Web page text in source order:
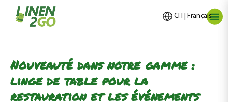
CH | Français
Nouveauté dans notre gamme :
linge de table pour la
restauration et les événements